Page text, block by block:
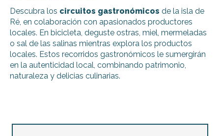
Descubra los circuitos gastronómicos de la isla de
Ré, en colaboración con apasionados productores
locales. En bicicleta, deguste ostras, miel, mermeladas
o sal de las salinas mientras explora los productos
locales. Estos recorridos gastronómicos le sumergirán
en la autenticidad local, combinando patrimonio,
naturaleza y delicias culinarias.